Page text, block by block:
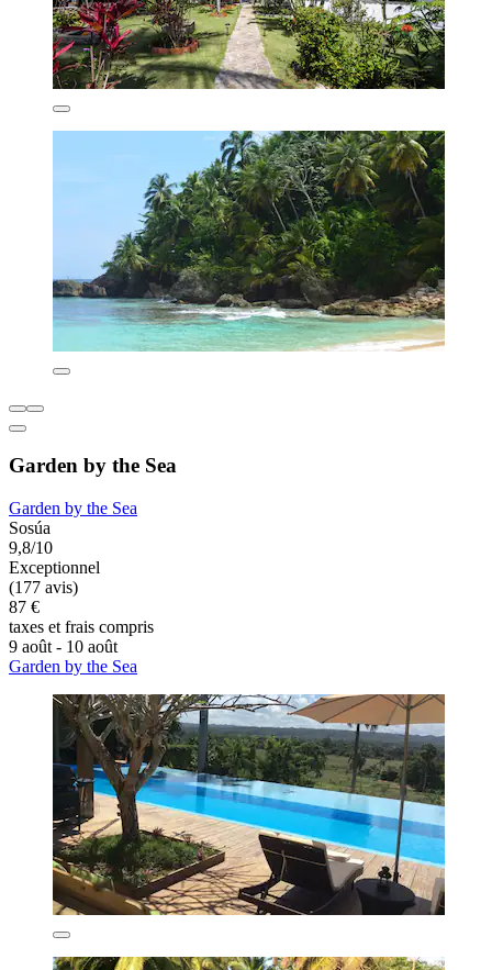
Garden by the Sea
Garden by the Sea
Sosúa
9,8/10
Exceptionnel
(177 avis)
87 €
taxes et frais compris
9 août - 10 août
Garden by the Sea